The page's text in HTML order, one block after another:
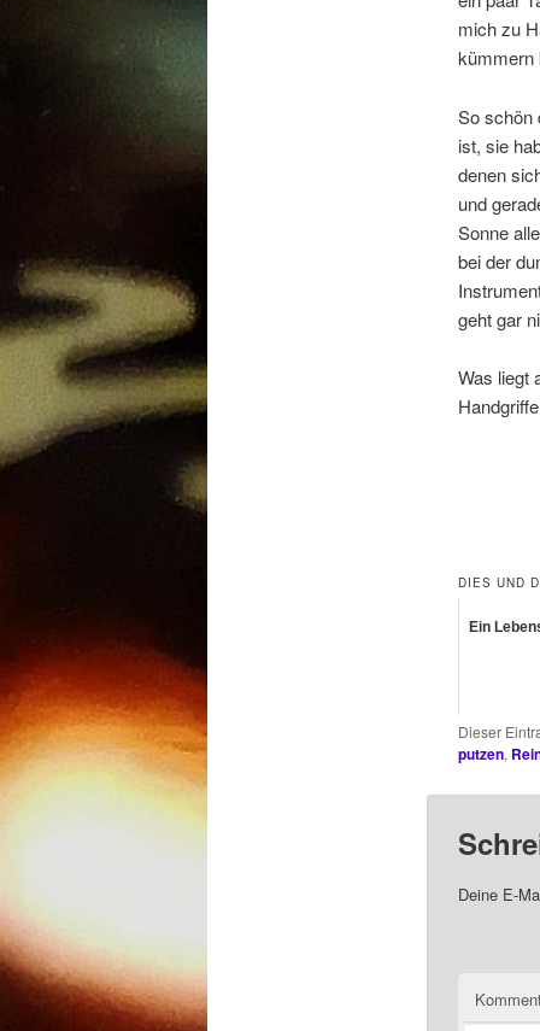
mich zu
kümmern
So schön
ist, sie
denen
und
Sonne
bei der
geht gar
Was liegt
DIES UND
Ein
Dieser
putzen,
Deine E-